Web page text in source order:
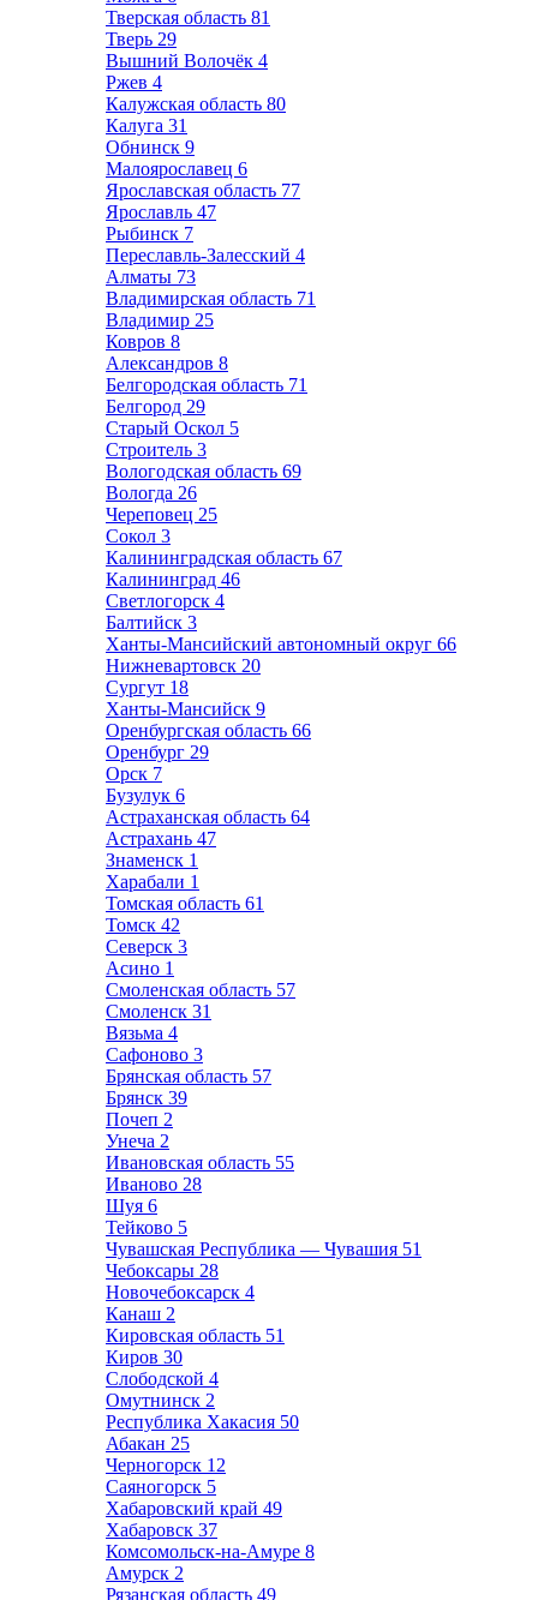
Тверская область 81
Тверь 29
Вышний Волочёк 4
Ржев 4
Калужская область 80
Калуга 31
Обнинск 9
Малоярославец 6
Ярославская область 77
Ярославль 47
Рыбинск 7
Переславль-Залесский 4
Алматы 73
Владимирская область 71
Владимир 25
Ковров 8
Александров 8
Белгородская область 71
Белгород 29
Старый Оскол 5
Строитель 3
Вологодская область 69
Вологда 26
Череповец 25
Сокол 3
Калининградская область 67
Калининград 46
Светлогорск 4
Балтийск 3
Ханты-Мансийский автономный округ 66
Нижневартовск 20
Сургут 18
Ханты-Мансийск 9
Оренбургская область 66
Оренбург 29
Орск 7
Бузулук 6
Астраханская область 64
Астрахань 47
Знаменск 1
Харабали 1
Томская область 61
Томск 42
Северск 3
Асино 1
Смоленская область 57
Смоленск 31
Вязьма 4
Сафоново 3
Брянская область 57
Брянск 39
Почеп 2
Унеча 2
Ивановская область 55
Иваново 28
Шуя 6
Тейково 5
Чувашская Республика — Чувашия 51
Чебоксары 28
Новочебоксарск 4
Канаш 2
Кировская область 51
Киров 30
Слободской 4
Омутнинск 2
Республика Хакасия 50
Абакан 25
Черногорск 12
Саяногорск 5
Хабаровский край 49
Хабаровск 37
Комсомольск-на-Амуре 8
Амурск 2
Рязанская область 49